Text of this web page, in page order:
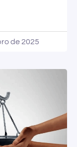
de 2025